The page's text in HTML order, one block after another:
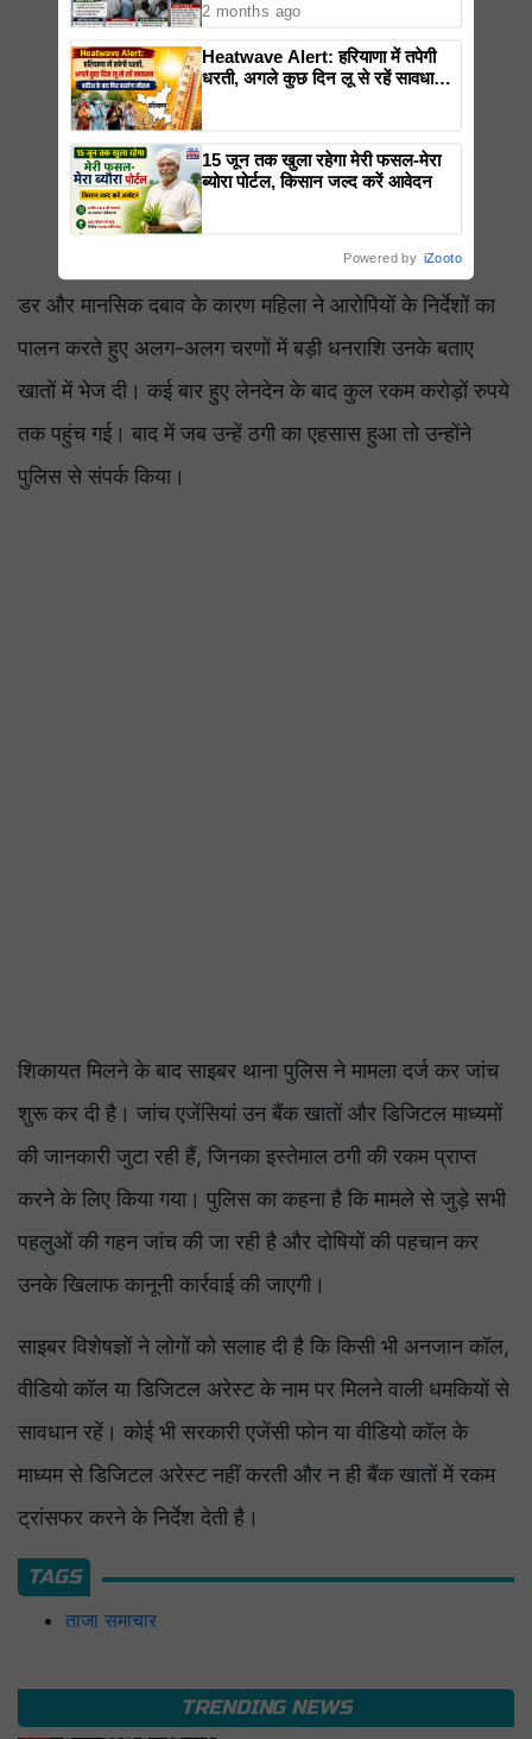
डर और मानसिक दबाव के कारण महिला ने आरोपियों के निर्देशों का
पालन करते हुए अलग-अलग चरणों में बड़ी धनराशि उनके बताए
खातों में भेज दी। कई बार हुए लेनदेन के बाद कुल रकम करोड़ों रुपये
तक पहुंच गई। बाद में जब उन्हें ठगी का एहसास हुआ तो उन्होंने
पुलिस से संपर्क किया।
शिकायत मिलने के बाद साइबर थाना पुलिस ने मामला दर्ज कर जांच
शुरू कर दी है। जांच एजेंसियां उन बैंक खातों और डिजिटल माध्यमों
की जानकारी जुटा रही हैं, जिनका इस्तेमाल ठगी की रकम प्राप्त
करने के लिए किया गया। पुलिस का कहना है कि मामले से जुड़े सभी
पहलुओं की गहन जांच की जा रही है और दोषियों की पहचान कर
उनके खिलाफ कानूनी कार्रवाई की जाएगी।
साइबर विशेषज्ञों ने लोगों को सलाह दी है कि किसी भी अनजान कॉल,
वीडियो कॉल या डिजिटल अरेस्ट के नाम पर मिलने वाली धमकियों से
सावधान रहें। कोई भी सरकारी एजेंसी फोन या वीडियो कॉल के
माध्यम से डिजिटल अरेस्ट नहीं करती और न ही बैंक खातों में रकम
ट्रांसफर करने के निर्देश देती है।
TAGS
ताजा समाचार
TRENDING NEWS
2 months ago
Heatwave Alert: हरियाणा में तपेगी
धरती, अगले कुछ दिन लू से रहें सावधान.
15 जून तक खुला रहेगा मेरी फसल-मेरा
ब्योरा पोर्टल, किसान जल्द करें आवेदन
Powered by iZooto